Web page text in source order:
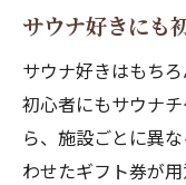
サウナ好きにも
サウナ好きはもち
初心者にもサウナ
ら、施設ごとに異
わせたギフト券が用